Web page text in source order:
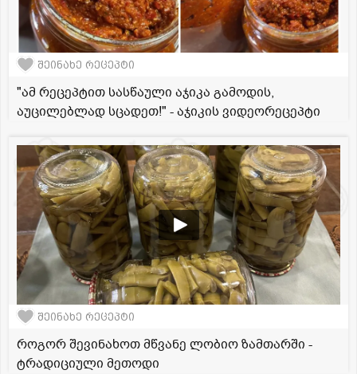
შეინახე რეცეპტი
"ამ რეცეპტით სასწაული აჯიკა გამოდის,
აუცილებლად სცადეთ!" - აჯიკის ვიდეორეცეპტი
შეინახე რეცეპტი
როგორ შევინახოთ მწვანე ლობიო ზამთარში -
ტრადიციული მეთოდი